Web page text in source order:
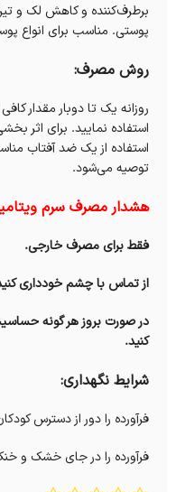
برطرف‌کننده و کاهش لک و
پوستی. مناسب برای انواع
روش مصرف:
روزانه یک تا دوبار مقدار
استفاده نمایید. برای اثر
توصیه می‌شود.
هشدار مصرف سرم ویتامین سی 25درصد
فقط برای مصرف خارجی.
از تماس با چشم خودداری
در صورت بروز هر گونه
کنید.
شرایط نگهداری:
فرآورده را دور از دسترس
فرآورده را در جای خشک و